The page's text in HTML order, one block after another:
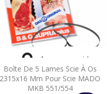
Boîte De 5 Lames Scie À Os
2315x16 Mm Pour Scie MADO
MKB 551/554
 Aperçu rapide